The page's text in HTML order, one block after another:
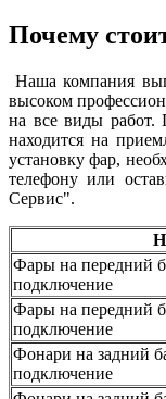
Почему
Наша компания
высоком
на все виды работ.
находится на
установку фар,
телефону или
Сервис".
Фары на передний
подключение
Фары на передний
подключение
Фонари на задний
подключение